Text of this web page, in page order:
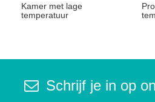
Kamer met lage
temperatuur
Schrijf je in op